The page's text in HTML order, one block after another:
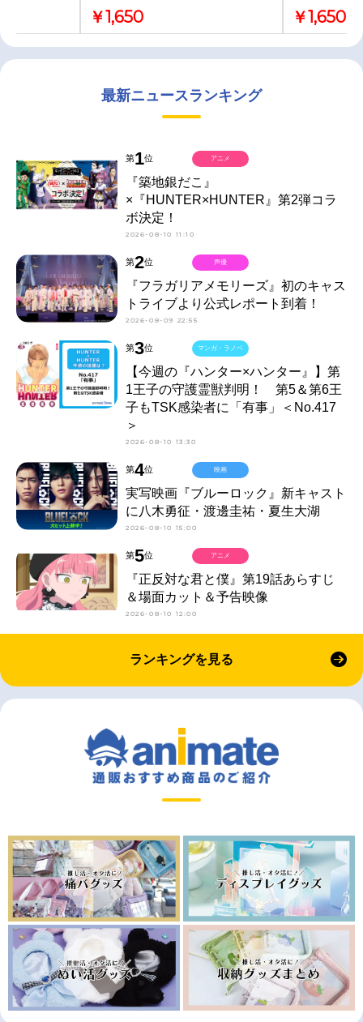
￥1,650 ￥1,650
最新ニュースランキング
第1位
『築地銀だこ』
×『HUNTER×HUNTER』第2弾コラ
ボ決定！
2026-08-10 11:10
アニメ
第2位
『フラガリアメモリーズ』初のキャス
トライブより公式レポート到着！
2026-08-09 22:55
声優
第3位
【今週の『ハンター×ハンター』】第
1王子の守護霊獣判明！ 第5＆第6王
子もTSK感染者に「有事」＜No.417
＞
2026-08-10 13:30
マンガ・ラノベ
第4位
実写映画『ブルーロック』新キャスト
に八木勇征・渡邊圭祐・夏生大湖
2026-08-10 15:00
映画
第5位
『正反対な君と僕』第19話あらすじ
＆場面カット＆予告映像
2026-08-10 12:00
アニメ
ランキングを見る